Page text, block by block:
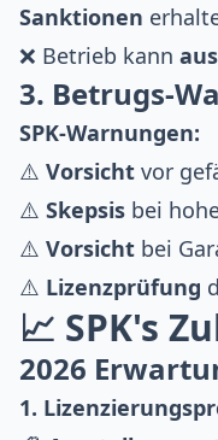
Sanktionen
❌ Betrieb kann
3. Betrugs-
SPK-Warnungen:
⚠️ Vorsicht vor
⚠️ Skepsis bei
⚠️ Vorsicht bei
⚠️ Lizenzprüfung
📈 SPK's
2026
1.